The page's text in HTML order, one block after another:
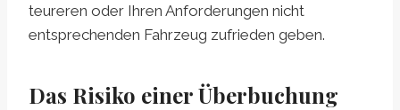
teureren oder Ihren Anforderungen nicht
entsprechenden Fahrzeug zufrieden geben.
Das Risiko einer Überbuchung